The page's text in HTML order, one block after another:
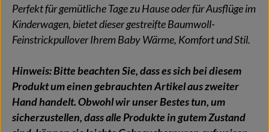
Perfekt für gemütliche Tage zu Hause oder für Ausflüge im
Kinderwagen, bietet dieser gestreifte Baumwoll-
Feinstrickpullover Ihrem Baby Wärme, Komfort und Stil.
Hinweis: Bitte beachten Sie, dass es sich bei diesem
Produkt um einen gebrauchten Artikel aus zweiter
Hand handelt. Obwohl wir unser Bestes tun, um
sicherzustellen, dass alle Produkte in gutem Zustand